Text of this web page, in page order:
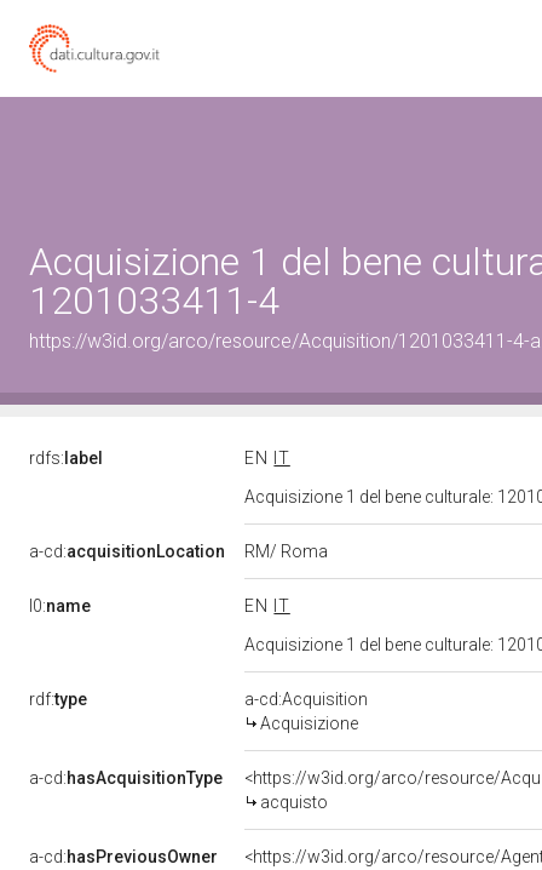
Acquisizione 1 del bene
1201033411-4
https://w3id.org/arco/resource/Acquisition/1201033411-4-
rdfs: label EN
IT
Acquisizione 1 del bene culturale:
a-cd:acquisitionLocation RM/ Roma
l0:name EN
IT
Acquisizione 1 del bene culturale:
rdf:type
a-cd:Acquisition
Acquisizione
a-cd:hasAcquisitionType
<https://w3id.org/arco/resource/
acquisto
a-cd:hasPreviousOwner
<https://w3id.org/arco/resource/